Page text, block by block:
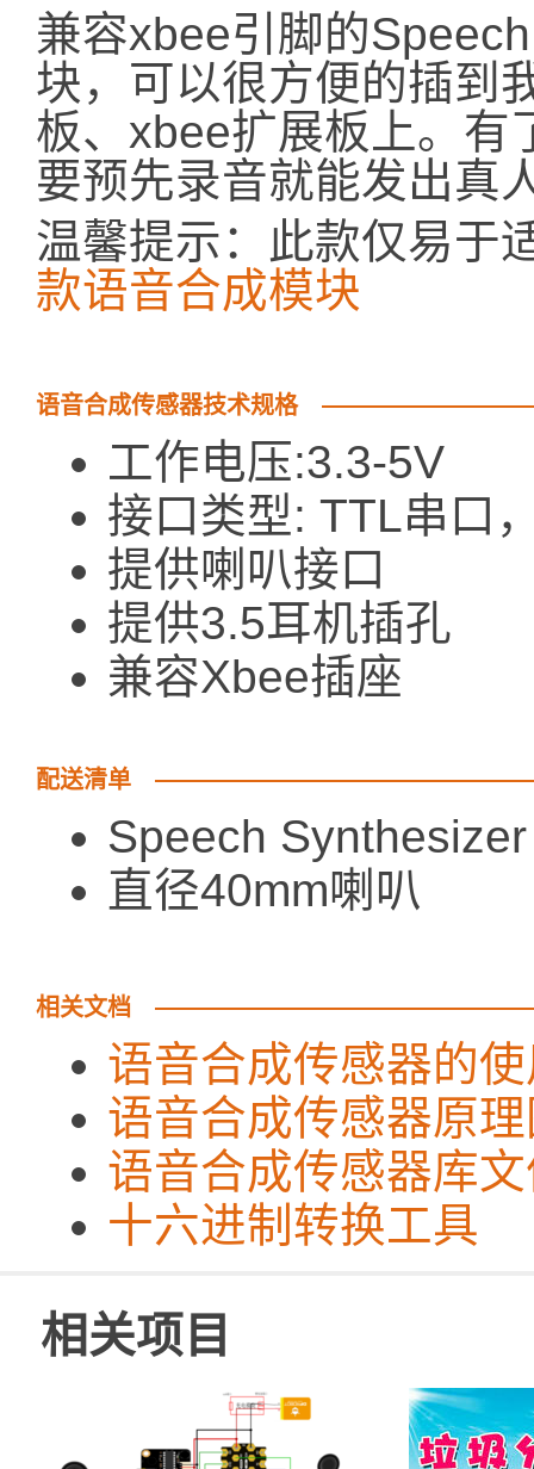
兼容xbee引脚的
块，可以很方便的插到
板、xbee扩展板上。有
要预先录音就能发出真
温馨提示：此款仅易于
款语音合成模块
语音合成传感器技术规格
工作电压:3.3-5V
接口类型: TTL串口
提供喇叭接口
提供3.5耳机插孔
兼容Xbee插座
配送清单
Speech
直径
相关文档
语音合成传感器的
语音合成传感器原
语音合成传感器库
十六进制转换工具
相关项目